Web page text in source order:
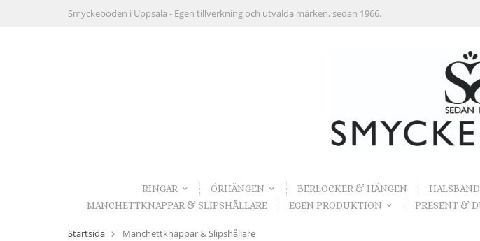
Smyckeboden i Uppsala - Egen tillverkning och utvalda märken, sedan 1966.
RINGAR ÖRHÄNGEN BERLOCKER & HÄNGEN HALSBAND
MANCHETTKNAPPAR & SLIPSHÅLLARE
EGEN PRODUKTION PRESENT &
Startsida Manchettknappar & Slipshållare